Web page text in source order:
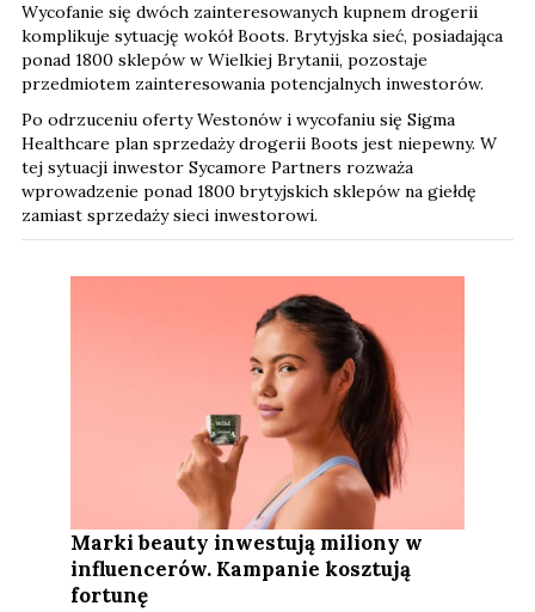
Wycofanie się dwóch zainteresowanych kupnem drogerii
komplikuje sytuację wokół Boots. Brytyjska sieć, posiadająca
ponad 1800 sklepów w Wielkiej Brytanii, pozostaje
przedmiotem zainteresowania potencjalnych inwestorów.
Po odrzuceniu oferty Westonów i wycofaniu się Sigma
Healthcare plan sprzedaży drogerii Boots jest niepewny. W
tej sytuacji inwestor Sycamore Partners rozważa
wprowadzenie ponad 1800 brytyjskich sklepów na giełdę
zamiast sprzedaży sieci inwestorowi.
Marki beauty inwestują miliony w
influencerów. Kampanie kosztują
fortunę